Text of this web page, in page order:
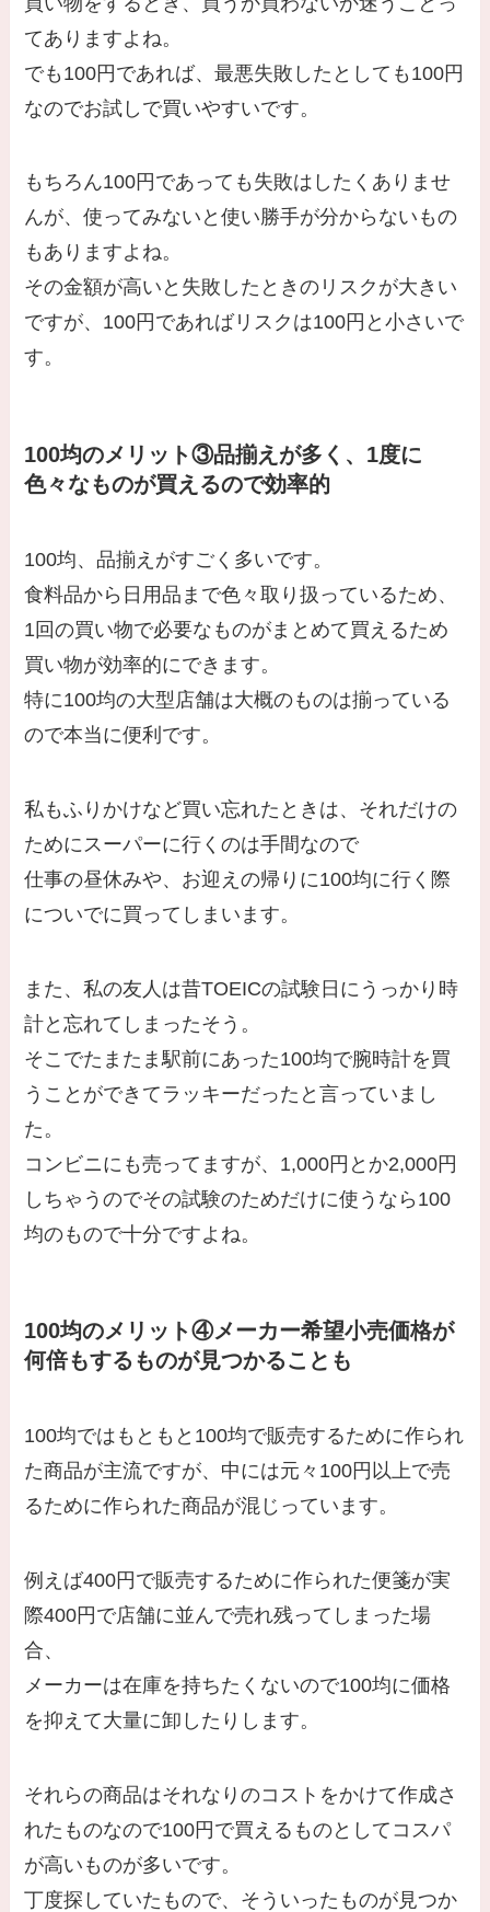
てありますよね。
でも100円であれば、最悪失敗したとしても100円
なのでお試しで買いやすいです。
もちろん100円であっても失敗はしたくありませ
んが、使ってみないと使い勝手が分からないもの
もありますよね。
その金額が高いと失敗したときのリスクが大きい
ですが、100円であればリスクは100円と小さいで
す。
100均のメリット③品揃えが多く、1度に
色々なものが買えるので効率的
100均、品揃えがすごく多いです。
食料品から日用品まで色々取り扱っているため、
1回の買い物で必要なものがまとめて買えるため
買い物が効率的にできます。
特に100均の大型店舗は大概のものは揃っている
ので本当に便利です。
私もふりかけなど買い忘れたときは、それだけの
ためにスーパーに行くのは手間なので
仕事の昼休みや、お迎えの帰りに100均に行く際
についでに買ってしまいます。
また、私の友人は昔TOEICの試験日にうっかり時
計と忘れてしまったそう。
そこでたまたま駅前にあった100均で腕時計を買
うことができてラッキーだったと言っていまし
た。
コンビニにも売ってますが、1,000円とか2,000円
しちゃうのでその試験のためだけに使うなら100
均のもので十分ですよね。
100均のメリット④メーカー希望小売価格が
何倍もするものが見つかることも
100均ではもともと100均で販売するために作られ
た商品が主流ですが、中には元々100円以上で売
るために作られた商品が混じっています。
例えば400円で販売するために作られた便箋が実
際400円で店舗に並んで売れ残ってしまった場
合、
メーカーは在庫を持ちたくないので100均に価格
を抑えて大量に卸したりします。
それらの商品はそれなりのコストをかけて作成さ
れたものなので100円で買えるものとしてコスパ
が高いものが多いです。
丁度探していたもので、そういったものが見つか